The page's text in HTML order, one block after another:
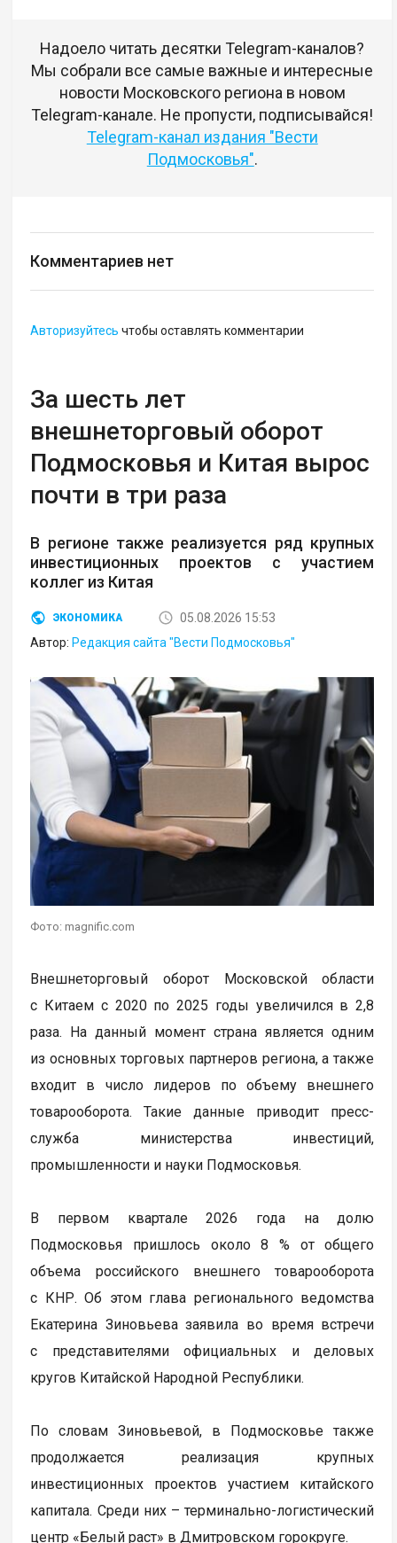
Надоело читать десятки Telegram-каналов?
Мы собрали все самые важные и интересные
новости Московского региона в новом
Telegram-канале. Не пропусти, подписывайся!
Telegram-канал издания "Вести
Подмосковья".
Комментариев нет
Авторизуйтесь чтобы оставлять комментарии
За шесть лет
внешнеторговый оборот
Подмосковья и Китая вырос
почти в три раза
В регионе также реализуется ряд крупных
инвестиционных проектов с участием
коллег из Китая
ЭКОНОМИКА
05.08.2026 15:53
Автор: Редакция сайта "Вести Подмосковья"
Фото: magnific.com
Внешнеторговый оборот Московской области
с Китаем с 2020 по 2025 годы увеличился в 2,8
раза. На данный момент страна является одним
из основных торговых партнеров региона, а также
входит в число лидеров по объему внешнего
товарооборота. Такие данные приводит пресс-
служба министерства инвестиций,
промышленности и науки Подмосковья.
В первом квартале 2026 года на долю
Подмосковья пришлось около 8 % от общего
объема российского внешнего товарооборота
с КНР. Об этом глава регионального ведомства
Екатерина Зиновьева заявила во время встречи
с представителями официальных и деловых
кругов Китайской Народной Республики.
По словам Зиновьевой, в Подмосковье также
продолжается реализация крупных
инвестиционных проектов участием китайского
капитала. Среди них – терминально-логистический
центр «Белый раст» в Дмитровском горокруге.